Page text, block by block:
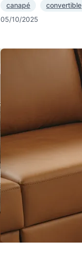
canapé convertible
05/10/2025